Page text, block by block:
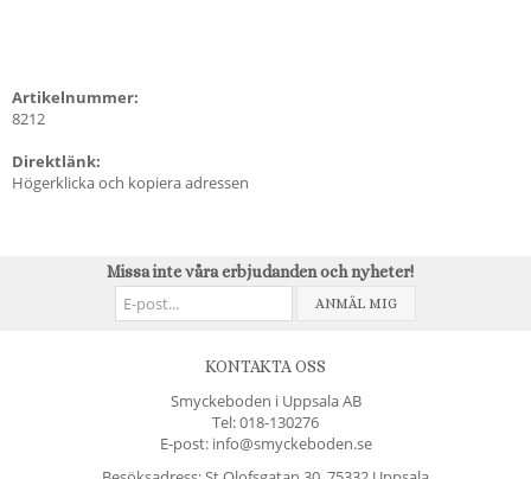
Artikelnummer:
8212
Direktlänk:
Högerklicka och kopiera adressen
Missa inte våra erbjudanden och nyheter!
ANMÄL MIG
KONTAKTA OSS
Smyckeboden i Uppsala AB
Tel:018-130276
E-post: info@smyckeboden.se